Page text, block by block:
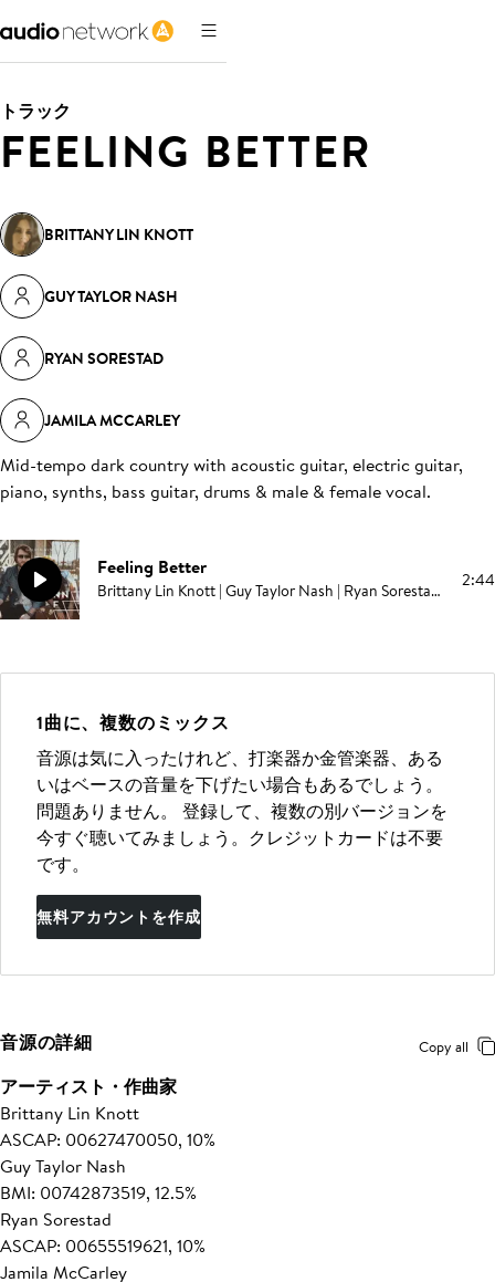
トラック
FEELING BETTER
BRITTANY LIN KNOTT
GUY TAYLOR NASH
RYAN SORESTAD
JAMILA MCCARLEY
Mid-tempo dark country with acoustic guitar, electric guitar,
piano, synths, bass guitar, drums & male & female vocal.
Feeling Better
Brittany Lin Knott | Guy Taylor Nash | Ryan Sorestad | Jamila McCarley 2:44
1曲に、複数のミックス
音源は気に入ったけれど、打楽器か金管楽器、ある
いはベースの音量を下げたい場合もあるでしょう。
問題ありません。 登録して、複数の別バージョンを
今すぐ聴いてみましょう。クレジットカードは不要
です。
無料アカウントを作成
音源の詳細 Copy all
アーティスト・作曲家
Brittany Lin Knott
ASCAP: 00627470050, 10%
Guy Taylor Nash
BMI: 00742873519, 12.5%
Ryan Sorestad
ASCAP: 00655519621, 10%
Jamila McCarley